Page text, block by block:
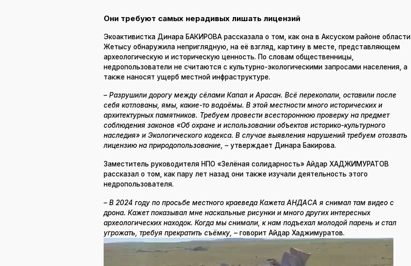
Они требуют самых нерадивых лишать лицензий
Экоактивистка Динара БАКИРОВА рассказала о том, как она в Аксуском районе области
Жетысу обнаружила неприглядную, на её взгляд, картину в месте, представляющем
археологическую и историческую ценность. По словам общественницы,
недропользователи не считаются с культурно-экологическими запросами населения, а
также наносят ущерб местной инфраструктуре.
–Разрушили дорогу между сёлами Капал и Арасан. Всё перекопали, оставили после
себя котлованы, ямы, какие-то водоёмы. В этой местности много исторических и
архитектурных памятников. Требуем провести всестороннюю проверку на предмет
соблюдения законов «Об охране и использовании объектов историко-культурного
наследия» и Экологического кодекса. В случае выявления нарушений требуем отозвать
лицензию на природопользование, – утверждает Динара Бакирова.
Заместитель руководителя НПО «Зелёная солидарность» Айдар ХАДЖИМУРАТОВ
рассказал о том, как пару лет назад они также изучали деятельность этого
недропользователя.
– В 2024 году по просьбе местного краеведа Кажета АНДАСА я снимал там видео с
дрона. Кажет показывал мне наскальные рисунки и много других интересных
археологических находок. Когда мы снимали, к нам подъехал молодой парень и стал
угрожать, требуя прекратить съёмку, – говорит Айдар Хаджимуратов.